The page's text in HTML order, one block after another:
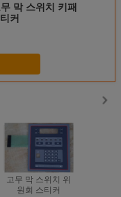
막 스위치 키패
커
고무 막 스위치 위
원회 스티커